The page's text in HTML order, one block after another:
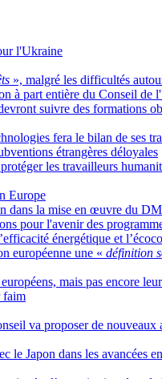
l'Ukraine
», malgré les difficultés
à part entière du Conseil de
suivre des formations
fera le bilan de ses
étrangères déloyales
les travailleurs
Europe
dans la mise en œuvre du
pour l'avenir des
énergétique et
européenne une « définition
mais pas encore
faim
va proposer de nouveaux
Japon dans les avancées